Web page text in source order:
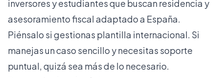
inversores y estudiantes que buscan residencia y
asesoramiento fiscal adaptado a España.
Piénsalo si gestionas plantilla internacional. Si
manejas un caso sencillo y necesitas soporte
puntual, quizá sea más de lo necesario.